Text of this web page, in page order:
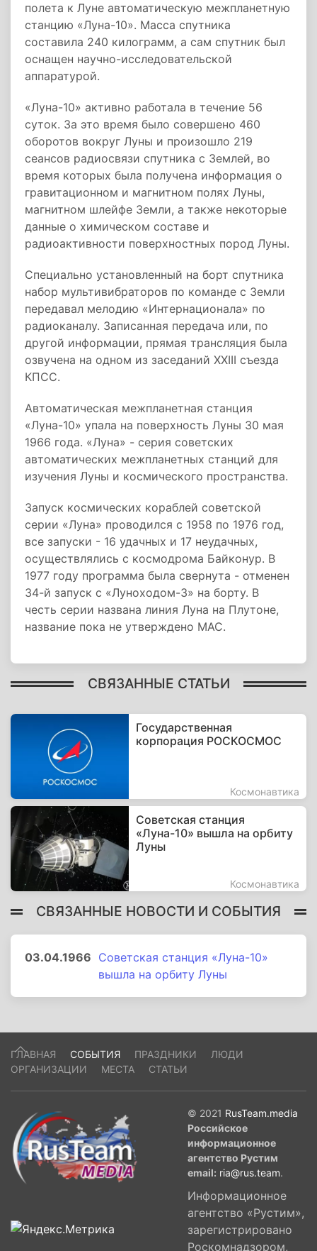
полета к Луне автоматическую межпланетную
станцию «Луна-10». Масса спутника
составила 240 килограмм, а сам спутник был
оснащен научно-исследовательской
аппаратурой.
«Луна-10» активно работала в течение 56
суток. За это время было совершено 460
оборотов вокруг Луны и произошло 219
сеансов радиосвязи спутника с Землей, во
время которых была получена информация о
гравитационном и магнитном полях Луны,
магнитном шлейфе Земли, а также некоторые
данные о химическом составе и
радиоактивности поверхностных пород Луны.
Специально установленный на борт спутника
набор мультивибраторов по команде с Земли
передавал мелодию «Интернационала» по
радиоканалу. Записанная передача или, по
другой информации, прямая трансляция была
озвучена на одном из заседаний XXIII съезда
КПСС.
Автоматическая межпланетная станция
«Луна-10» упала на поверхность Луны 30 мая
1966 года. «Луна» - серия советских
автоматических межпланетных станций для
изучения Луны и космического пространства.
Запуск космических кораблей советской
серии «Луна» проводился с 1958 по 1976 год,
все запуски - 16 удачных и 17 неудачных,
осуществлялись с космодрома Байконур. В
1977 году программа была свернута - отменен
34-й запуск с «Луноходом-3» на борту. В
честь серии названа линия Луна на Плутоне,
название пока не утверждено МАС.
СВЯЗАННЫЕ СТАТЬИ
Государственная
корпорация РОСКОСМОС
Космонавтика
Советская станция
«Луна-10» вышла на орбиту
Луны
Космонавтика
СВЯЗАННЫЕ НОВОСТИ И СОБЫТИЯ
03.04.1966 Советская станция «Луна-10»
вышла на орбиту Луны
ГЛАВНАЯ СОБЫТИЯ ПРАЗДНИКИ
ЛЮДИ
ОРГАНИЗАЦИИ
МЕСТА СТАТЬИ
© 2021 RusTeam.media
Российское
информационное
агентство Рустим
email: ria@rus.team.
Информационное
агентство «Рустим»,
зарегистрировано
Роскомнадзором,